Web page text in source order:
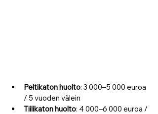
Peltikaton huolto: 3 000–5 000 euroa
/ 5 vuoden välein
Tiilikaton huolto: 4 000–6 000 euroa /